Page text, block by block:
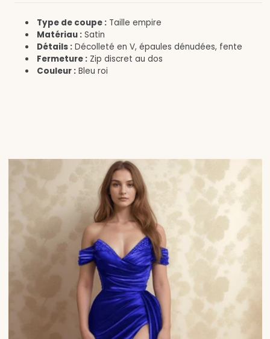
Type de coupe : Taille empire
Matériau : Satin
Détails : Décolleté en V, épaules dénudées, fente
Fermeture : Zip discret au dos
Couleur : Bleu roi